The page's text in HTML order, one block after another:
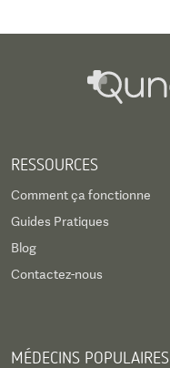
RESSOURCES
Comment ça fonctionne
Guides Pratiques
Blog
Contactez-nous
MÉDECINS POPULAIRES